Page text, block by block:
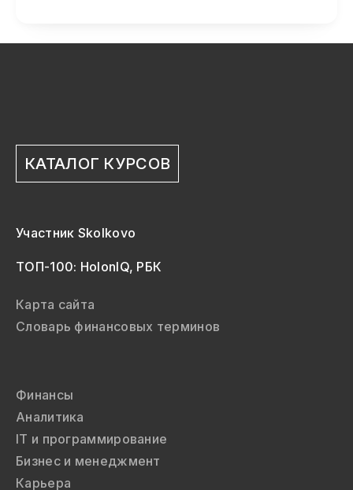
КАТАЛОГ КУРСОВ
Участник Skolkovo
ТОП-100: HolonIQ, РБК
Карта сайта
Словарь финансовых терминов
Финансы
Аналитика
IT и программирование
Бизнес и менеджмент
Карьера